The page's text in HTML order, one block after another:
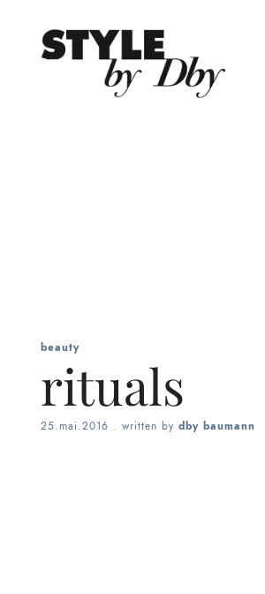
beauty
rituals
25.mai.2016 . written by dby baumann